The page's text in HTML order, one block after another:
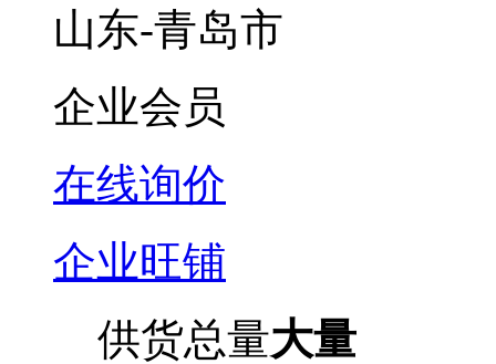
山东-青岛市
企业会员
在线询价
企业旺铺
供货总量大量